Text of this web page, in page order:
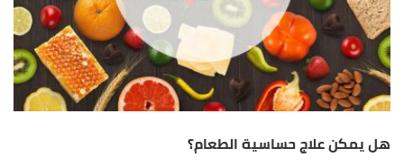
هل يمكن علاج حساسية الطعام؟